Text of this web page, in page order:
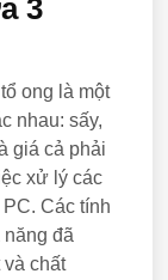
3
ong là một
nhau: sấy,
giá cả phải
xử lý các
Các tính
đã
chất